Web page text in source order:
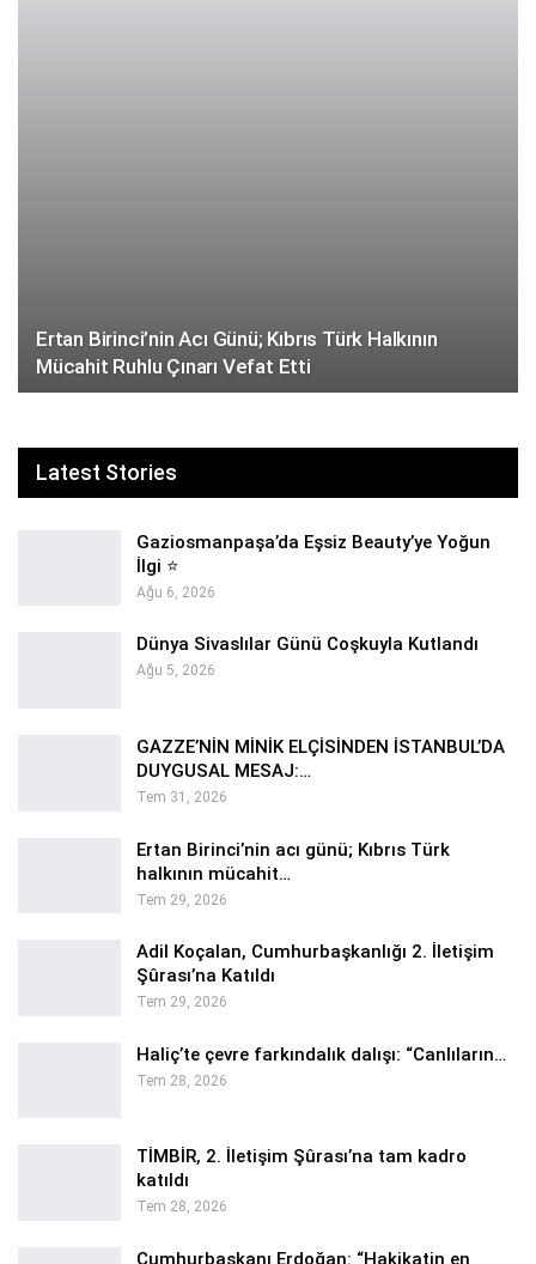
Ertan Birinci’nin Acı Günü; Kıbrıs Türk Halkının
Mücahit Ruhlu Çınarı Vefat Etti
Latest Stories
Gaziosmanpaşa’da Eşsiz Beauty’ye Yoğun
İlgi ⭐
Ağu 6, 2026
Dünya Sivaslılar Günü Coşkuyla Kutlandı
Ağu 5, 2026
GAZZE’NİN MİNİK ELÇİSİNDEN İSTANBUL’DA
DUYGUSAL MESAJ:…
Tem 31, 2026
Ertan Birinci’nin acı günü; Kıbrıs Türk
halkının mücahit…
Tem 29, 2026
Adil Koçalan, Cumhurbaşkanlığı 2. İletişim
Şûrası’na Katıldı
Tem 29, 2026
Haliç’te çevre farkındalık dalışı: “Canlıların…
Tem 28, 2026
TİMBİR, 2. İletişim Şûrası’na tam kadro
katıldı
Tem 28, 2026
Cumhurbaşkanı Erdoğan: “Hakikatin en